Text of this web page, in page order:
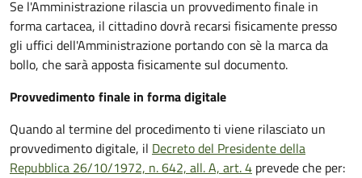
Se l'Amministrazione rilascia un provvedimento finale in
forma cartacea, il cittadino dovrà recarsi fisicamente presso
gli uffici dell'Amministrazione portando con sè la marca da
bollo, che sarà apposta fisicamente sul documento.
Provvedimento finale in forma digitale
Quando al termine del procedimento ti viene rilasciato un
provvedimento digitale, il Decreto del Presidente della
Repubblica 26/10/1972, n. 642, all. A, art. 4 prevede che per: